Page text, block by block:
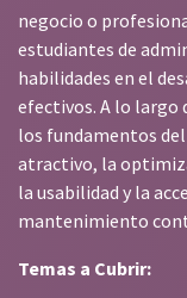
negocio o
estudiantes de
habilidades en el
efectivos. A lo largo
los fundamentos
atractivo, la
la usabilidad y la
mantenimiento
Temas a Cubrir: